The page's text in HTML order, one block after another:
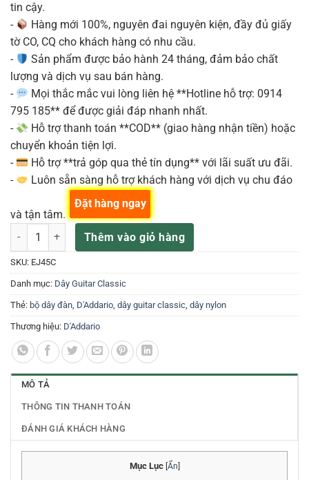
tin cậy.
-
Hàng mới 100%, nguyên đai nguyên kiện, đầy đủ giấy
tờ CO, CQ cho khách hàng có nhu cầu.
-
Sản phẩm được bảo hành 24 tháng, đảm bảo chất
lượng và dịch vụ sau bán hàng.
-
Mọi thắc mắc vui lòng liên hệ **Hotline hỗ trợ: 0914
795 185** để được giải đáp nhanh nhất.
-
Hỗ trợ thanh toán **COD** (giao hàng nhận tiền) hoặc
chuyển khoản tiện lợi.
-
Hỗ trợ **trả góp qua thẻ tín dụng** với lãi suất ưu đãi.
-
Luôn sẵn sàng hỗ trợ khách hàng với dịch vụ chu đáo
và tận tâm.
D'ADDARIO DÂY ĐÀN GUITAR NYLON ARTE COMP NORMAL TENS
Thêm vào giỏ hàng
Đặt hàng ngay
SKU: EJ45C
Danh mục: Dây Guitar Classic
Thẻ: bộ dây đàn, D'Addario, dây guitar classic, dây nylon
Thương hiệu: D'Addario
MÔ TẢ
THÔNG TIN THANH TOÁN
ĐÁNH GIÁ KHÁCH HÀNG
Mục Lục [Ẩn]